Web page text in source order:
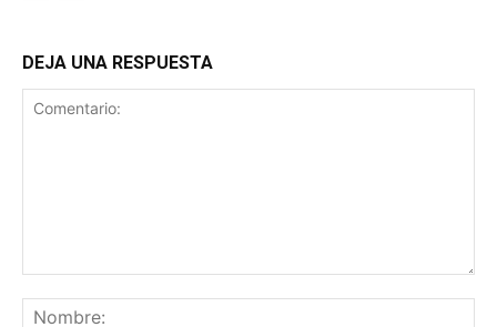
DEJA UNA RESPUESTA